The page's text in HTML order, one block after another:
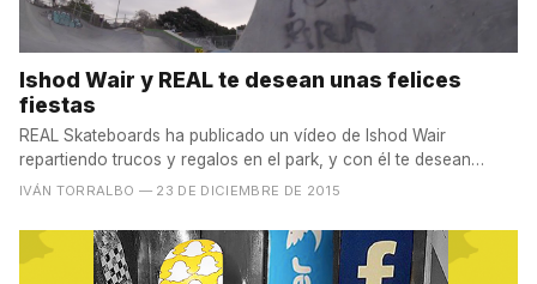
Ishod Wair y REAL te desean unas felices
fiestas
REAL Skateboards ha publicado un vídeo de Ishod Wair
repartiendo trucos y regalos en el park, y con él te desean
unas...
IVÁN TORRALBO — 23 DE DICIEMBRE DE 2015